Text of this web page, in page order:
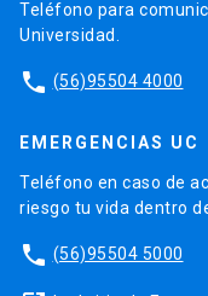
Teléfono para
Universidad.
phone (56)95504 4000
EMERGENCIAS UC
Teléfono en caso de
riesgo tu vida dentro
phone (56)95504 5000